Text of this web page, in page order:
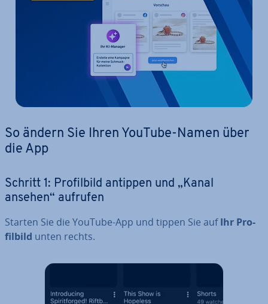
So ändern Sie Ihren YouTube-Namen über
die App
Schritt 1: Pro­fil­bild antippen und „Kanal
ansehen“ aufrufen
Starten Sie die YouTube-App und tippen Sie aufIhr Pro­
fil­bild unten rechts.